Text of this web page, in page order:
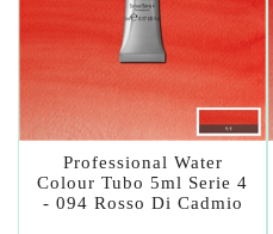
Professional Water
Colour Tubo 5ml Serie 4
- 094 Rosso Di Cadmio